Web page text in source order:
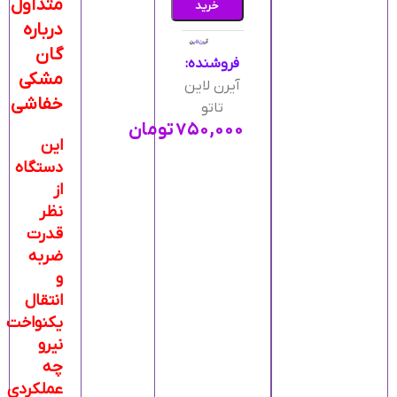
خرید
۷۵۰,۰۰۰تومان
فروشنده:
آیرن لاین
تاتو
متداول
درباره
گان
مشکی
خفاشی
این
دستگاه
از
نظر
قدرت
ضربه
و
انتقال
یکنواخت
نیرو
چه
عملکردی